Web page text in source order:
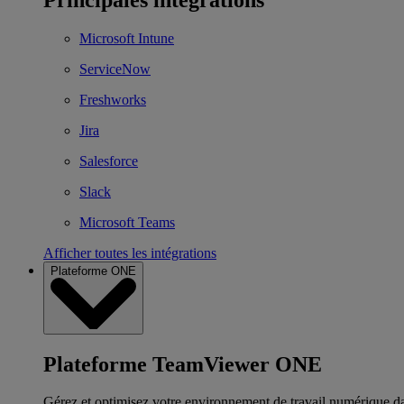
Microsoft Intune
ServiceNow
Freshworks
Jira
Salesforce
Slack
Microsoft Teams
Afficher toutes les intégrations
Plateforme ONE
Plateforme TeamViewer ONE